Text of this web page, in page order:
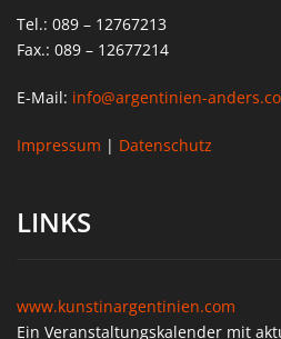
Tel.: 089 – 12767213
Fax.: 089 – 12677214
E-Mail: info@argentinien-
Impressum | Datenschutz
LINKS
www.kunstinargentinien.com
Ein Veranstaltungskalender mit